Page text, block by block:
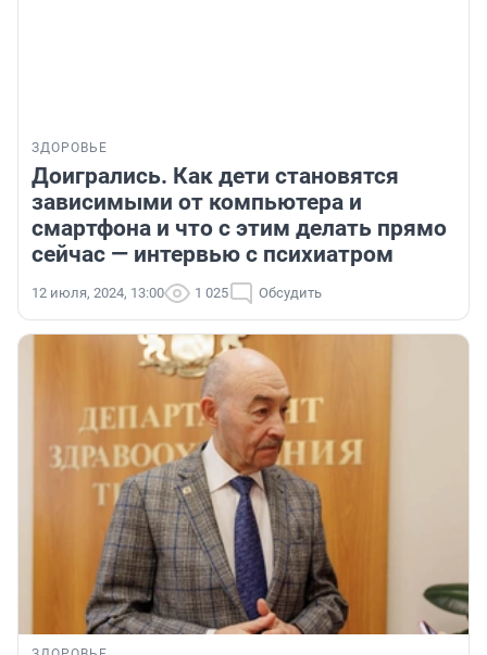
ЗДОРОВЬЕ
Доигрались. Как дети становятся
зависимыми от компьютера и
смартфона и что с этим делать прямо
сейчас — интервью с психиатром
12 июля, 2024, 13:00 1 025 Обсудить